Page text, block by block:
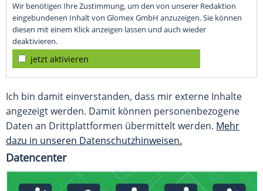
Wir benötigen Ihre Zustimmung, um den von unserer Redaktion
eingebundenen Inhalt von Glomex GmbH anzuzeigen. Sie können
diesen mit einem Klick anzeigen lassen und auch wieder
deaktivieren.
jetzt aktivieren
Ich bin damit einverstanden, dass mir externe Inhalte
angezeigt werden. Damit können personenbezogene
Daten an Drittplattformen übermittelt werden. Mehr
dazu in unseren Datenschutzhinweisen.
Datencenter